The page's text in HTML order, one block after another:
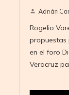
Adrián
Rogelio
propuestas
en el foro
Veracruz